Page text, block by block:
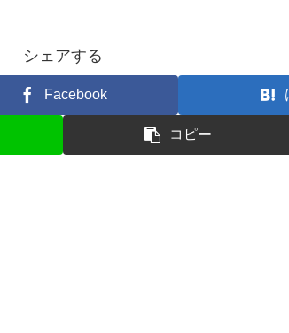
シェアする
Facebook
コピー